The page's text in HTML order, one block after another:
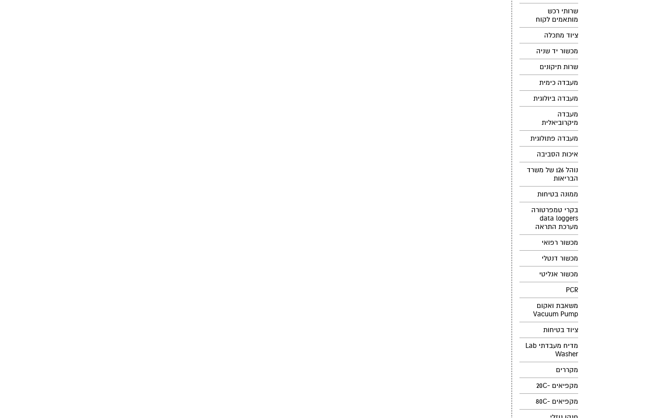
שרותי רכש
מותאמים לקוח
ציוד מתכלה
מכשור יד שניה
שרות תיקונים
מעבדה כימית
מעבדה ביולוגית
מעבדה
מיקרוביאלית
מעבדה פתולוגית
איכות הסביבה
נוהל 126 של משרד
הבריאות
ממונה בטיחות
בקרי טמפרטורה
data loggers
מערכת התראה
מכשור רפואי
מכשור דנטלי
מכשור אנליטי
PCR
משאבת ואקום
Vacuum Pump
ציוד בטיחות
מדיח מעבדתי Lab
Washer
מקררים
מקפיאים -20C
מקפיאים -80C